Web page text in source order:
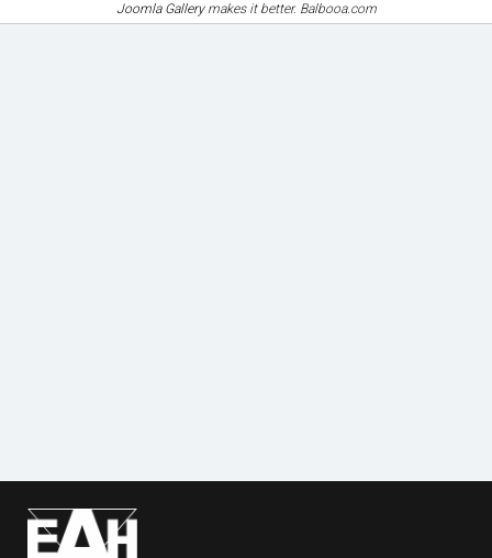
Joomla Gallerymakes it better. Balbooa.com